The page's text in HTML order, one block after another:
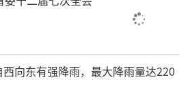
向东有强降雨，最大降雨量达220